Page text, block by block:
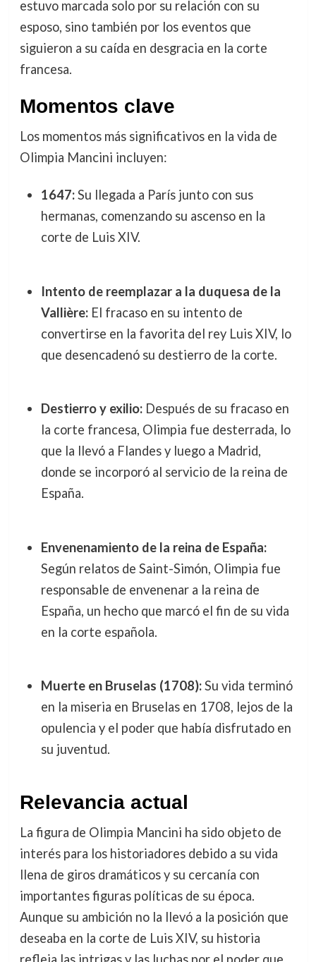
estuvo marcada solo por su relación con su
esposo, sino también por los eventos que
siguieron a su caída en desgracia en la corte
francesa.
Momentos clave
Los momentos más significativos en la vida de
Olimpia Mancini incluyen:
1647:Su llegada a París junto con sus
hermanas, comenzando su ascenso en la
corte de Luis XIV.
Intento de reemplazar a la duquesa de la
Vallière:El fracaso en su intento de
convertirse en la favorita del rey Luis XIV, lo
que desencadenó su destierro de la corte.
Destierro y exilio:Después de su fracaso en
la corte francesa, Olimpia fue desterrada, lo
que la llevó a Flandes y luego a Madrid,
donde se incorporó al servicio de la reina de
España.
Envenenamiento de la reina de España:
Según relatos de Saint-Simón, Olimpia fue
responsable de envenenar a la reina de
España, un hecho que marcó el fin de su vida
en la corte española.
Muerte en Bruselas (1708):Su vida terminó
en la miseria en Bruselas en 1708, lejos de la
opulencia y el poder que había disfrutado en
su juventud.
Relevancia actual
La figura de Olimpia Mancini ha sido objeto de
interés para los historiadores debido a su vida
llena de giros dramáticos y su cercanía con
importantes figuras políticas de su época.
Aunque su ambición no la llevó a la posición que
deseaba en la corte de Luis XIV, su historia